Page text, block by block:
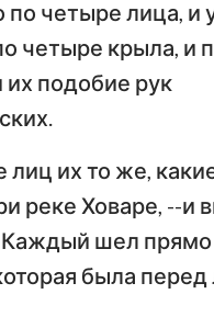
по четыре лица, и
четыре крыла, и
подобие рук
лиц их то же,
реке Ховаре, --и
Каждый шел прямо
была